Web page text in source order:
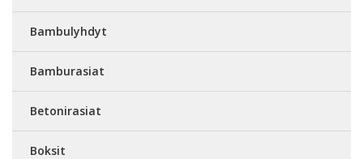
Bambulyhdyt
Bamburasiat
Betonirasiat
Boksit